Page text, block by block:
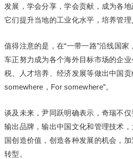
发展，学会分享，学会贡献，成为各
它们提升当地的工业化水平，培养管理
值得注意的是，在“一带一路”沿线国
车正努力成为各个海外目标市场的企
税、人才培养、经济发展等做出中国贡
somewhere，For somewhere”。
谈及未来，尹同跃明确表示，奇瑞不
输出品牌，输出中国文化和管理技术
国创造价值，创造各种发展的机会，
转型。